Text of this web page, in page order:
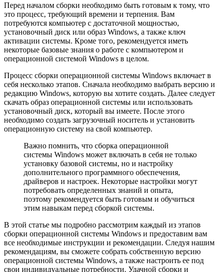
Перед началом сборки необходимо быть готовым к тому, что
это процесс, требующий времени и терпения. Вам
потребуются компьютер с достаточной мощностью,
установочный диск или образ Windows, а также ключ
активации системы. Кроме того, рекомендуется иметь
некоторые базовые знания о работе с компьютером и
операционной системой Windows в целом.
Процесс сборки операционной системы Windows включает в
себя несколько этапов. Сначала необходимо выбрать версию и
редакцию Windows, которую вы хотите создать. Далее следует
скачать образ операционной системы или использовать
установочный диск, который вы имеете. После этого
необходимо создать загрузочный носитель и установить
операционную систему на свой компьютер.
Важно помнить, что сборка операционной
системы Windows может включать в себя не только
установку базовой системы, но и настройку
дополнительного программного обеспечения,
драйверов и настроек. Некоторые настройки могут
потребовать определенных знаний и опыта,
поэтому рекомендуется быть готовым и обучиться
этим навыкам перед сборкой системы.
В этой статье мы подробно рассмотрим каждый из этапов
сборки операционной системы Windows и предоставим вам
все необходимые инструкции и рекомендации. Следуя нашим
рекомендациям, вы сможете собрать собственную версию
операционной системы Windows, а также настроить ее под
свои индивидуальные потребности. Удачной сборки и